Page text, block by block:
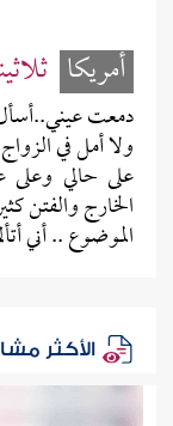
أمريكا
دمعت
ولا أمل في
على حالي
الخارج والفتن
الموضوع .. أني
الأكثر